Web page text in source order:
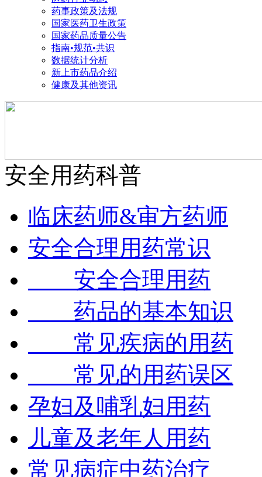
药事政策及法规
国家医药卫生政策
国家药品质量公告
指南•规范•共识
数据统计分析
新上市药品介绍
健康及其他资讯
安全用药科普
临床药师&审方药师
安全合理用药常识
安全合理用药
药品的基本知识
常见疾病的用药
常见的用药误区
孕妇及哺乳妇用药
儿童及老年人用药
常见病症中药治疗